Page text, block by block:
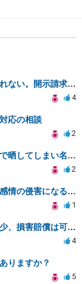
誹謗中傷に当たる内容を投稿したかもしれない。開示請求や民事刑事裁判に発展しうるのか教えて欲しい。
4
応の相談
2
当方の腹いせで相手方の個人情報をSNSで晒してしまい名誉毀損させてしまったかもしれない
2
知的障害者と言う文言が名誉毀損か名誉感情の侵害になるか教えてほしい。
1
ネットでの誹謗中傷によるコミケ売上減少、損害賠償は可能か？
4
りますか？
5